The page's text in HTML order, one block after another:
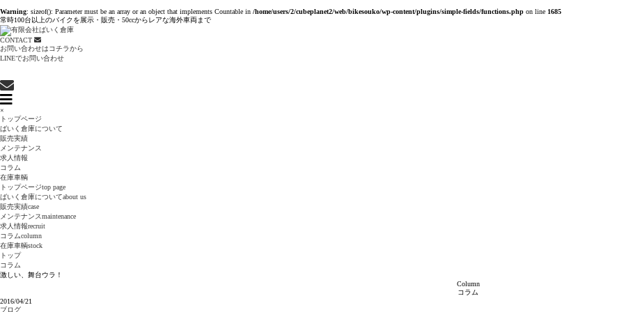
Warning: sizeof(): Parameter must be an array or an object that implements Countable in /home/users/2/cubeplanet2/web/bikesouko/wp-content/plugins/simple-fields/functions.php on line 1685
常時100台以上のバイクを展示・販売・50ccからレアな海外車両まで
CONTACT
お問い合わせはコチラから
LINEでお問い合わせ
×
トップページ
ばいく倉庫について
販売実績
メンテナンス
求人情報
コラム
在庫車輌
トップページtop page
ばいく倉庫についてabout us
販売実績case
メンテナンスmaintenance
求人情報recruit
コラムcolumn
在庫車輌stock
トップ
コラム
激しい、舞台ウラ！
Column
コラム
2016/04/21
ブログ